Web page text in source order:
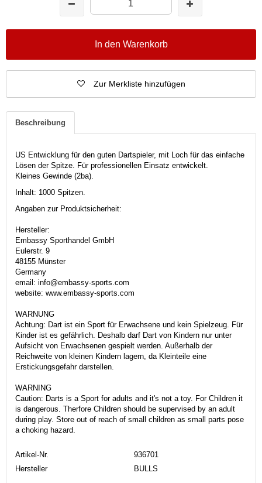
In den Warenkorb
Zur Merkliste hinzufügen
Beschreibung
US Entwicklung für den guten Dartspieler, mit Loch für das einfache
Lösen der Spitze. Für professionellen Einsatz entwickelt.
Kleines Gewinde (2ba).
Inhalt: 1000 Spitzen.
Angaben zur Produktsicherheit:
Hersteller:
Embassy Sporthandel GmbH
Eulerstr. 9
48155 Münster
Germany
email: info@embassy-sports.com
website: www.embassy-sports.com
WARNUNG
Achtung: Dart ist ein Sport für Erwachsene und kein Spielzeug. Für
Kinder ist es gefährlich. Deshalb darf Dart von Kindern nur unter
Aufsicht von Erwachsenen gespielt werden. Außerhalb der
Reichweite von kleinen Kindern lagern, da Kleinteile eine
Erstickungsgefahr darstellen.
WARNING
Caution: Darts is a Sport for adults and it's not a toy. For Children it
is dangerous. Therfore Children should be supervised by an adult
during play. Store out of reach of small children as small parts pose
a choking hazard.
Artikel-Nr.
936701
Hersteller
BULLS